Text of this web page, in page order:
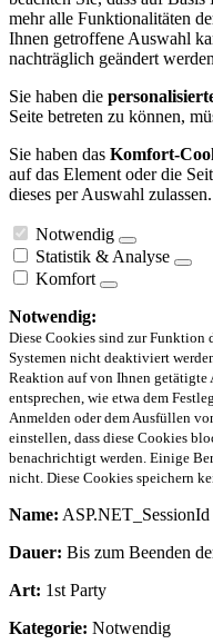
mehr alle Funktionalitäten
Ihnen getroffene Auswahl
nachträglich geändert
Sie haben die
Seite betreten zu können,
Sie haben das Komfort-
auf das Element oder die
dieses per Auswahl zulassen.
Notwendig
Statistik & Analyse
Komfort
Notwendig:
Diese Cookies sind zur Funktion
Systemen nicht deaktiviert
Reaktion auf von Ihnen getätigte
entsprechen, wie etwa dem
Anmelden oder dem Ausfüllen
einstellen, dass diese Cookies
benachrichtigt werden. Einige
nicht. Diese Cookies speichern
Name: ASP.NET_SessionId
Dauer: Bis zum Beenden
Art: 1st Party
Kategorie: Notwendig